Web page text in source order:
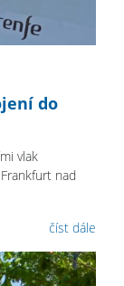
do
vlak
nad
číst dále